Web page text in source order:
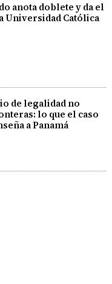
anota doblete y da el
Universidad Católica
de legalidad no
lo que el caso
a Panamá